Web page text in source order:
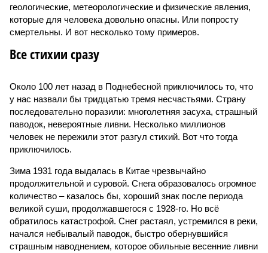
геологические, метеорологические и физические явления,
которые для человека довольно опасны. Или попросту
смертельны. И вот несколько тому примеров.
Все стихии сразу
Около 100 лет назад в Поднебесной приключилось то, что
у нас назвали бы тридцатью тремя несчастьями. Страну
последовательно поразили: многолетняя засуха, страшный
паводок, невероятные ливни. Несколько миллионов
человек не пережили этот разгул стихий. Вот что тогда
приключилось.
Зима 1931 года выдалась в Китае чрезвычайно
продолжительной и суровой. Снега образовалось огромное
количество – казалось бы, хороший знак после периода
великой суши, продолжавшегося с 1928-го. Но всё
обратилось катастрофой. Снег растаял, устремился в реки,
начался небывалый паводок, быстро обернувшийся
страшным наводнением, которое обильные весенние ливни